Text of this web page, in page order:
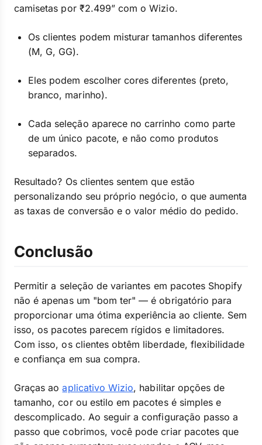
camisetas por ₹2.499” com o Wizio.
Os clientes podem misturar tamanhos diferentes
(M, G, GG).
Eles podem escolher cores diferentes (preto,
branco, marinho).
Cada seleção aparece no carrinho como parte
de um único pacote, e não como produtos
separados.
Resultado? Os clientes sentem que estão
personalizando seu próprio negócio, o que aumenta
as taxas de conversão e o valor médio do pedido.
Conclusão
Permitir a seleção de variantes em pacotes Shopify
não é apenas um "bom ter" — é obrigatório para
proporcionar uma ótima experiência ao cliente. Sem
isso, os pacotes parecem rígidos e limitadores.
Com isso, os clientes obtêm liberdade, flexibilidade
e confiança em sua compra.
Graças aoaplicativo Wizio, habilitar opções de
tamanho, cor ou estilo em pacotes é simples e
descomplicado. Ao seguir a configuração passo a
passo que cobrimos, você pode criar pacotes que